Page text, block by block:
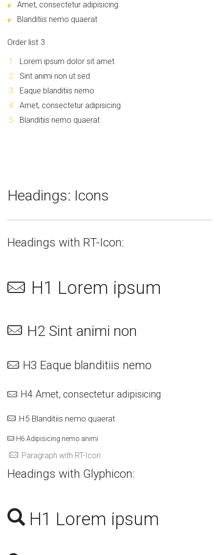
Amet, consectetur adipisicing
Blanditiis nemo quaerat
Order list 3
Lorem ipsum dolor sit amet
Sint animi non ut sed
Eaque blanditiis nemo
Amet, consectetur adipisicing
Blanditiis nemo quaerat
Headings: Icons
Headings with RT-Icon:
H1 Lorem ipsum
H2 Sint animi non
H3 Eaque blanditiis nemo
H4 Amet, consectetur adipisicing
H5 Blanditiis nemo quaerat
H6 Adipisicing nemo animi
Paragraph with RT-Icon
Headings with Glyphicon:
H1 Lorem ipsum